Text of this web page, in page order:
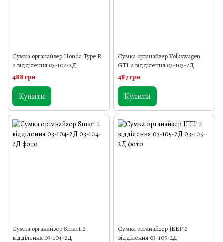
Сумка органайзер Honda Type R
2 відділення 03-102-2Д
488 грн
Купити
Сумка органайзер Volkswagen
GTI 2 відділення 03-103-2Д
487 грн
Купити
Сумка органайзер Smart 2
відділення 03-104-2Д
Сумка органайзер JEEP 2
відділення 03-105-2Д